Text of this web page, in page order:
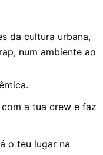
da cultura urbana,
num ambiente ao
a tua crew e faz
o teu lugar na